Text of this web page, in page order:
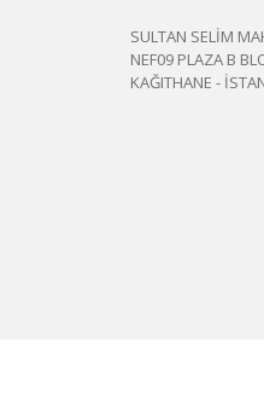
SULTAN SELİM
NEF09 PLAZA B
KAĞITHANE -